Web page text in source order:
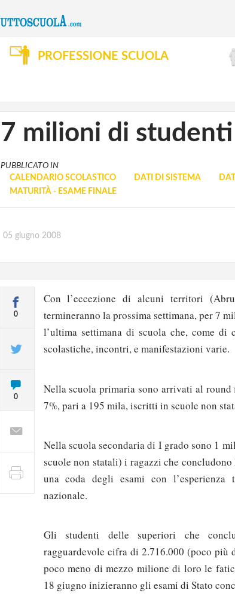
PROFESSIONE SCUOLA
7 milioni di studenti
PUBBLICATO IN
CALENDARIO SCOLASTICO
DATI DI SISTEMA
MATURITÀ - ESAME FINALE
05 giugno 2008
0
0
Con l’eccezione di alcuni territori
termineranno la prossima settimana, per 7
l’ultima settimana di scuola che, come di
scolastiche, incontri, e manifestazioni varie.
Nella scuola primaria sono arrivati al
7%, pari a 195 mila, iscritti in scuole non
Nella scuola secondaria di I grado sono 1
scuole non statali) i ragazzi che
una coda degli esami con
nazionale.
Gli studenti delle superiori che
ragguardevole cifra di 2.716.000 (poco
poco meno di mezzo milione di loro le
18 giugno inizieranno gli esami di Stato